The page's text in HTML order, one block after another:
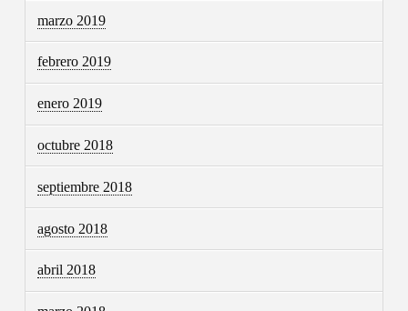
marzo 2019
febrero 2019
enero 2019
octubre 2018
septiembre 2018
agosto 2018
abril 2018